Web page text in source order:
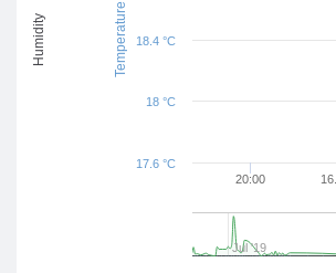
Temperature
Humidity
20:00
Jul '19
18 °C
17.6 °C
18.4 °C